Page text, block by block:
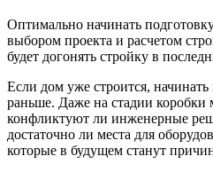
Оптимально начинать
выбором проекта и расчетом
будет догонять стройку в
Если дом уже строится,
раньше. Даже на стадии коробки
конфликтуют ли инженерные
достаточно ли места для
которые в будущем станут